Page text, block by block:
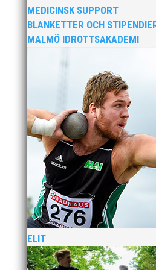
MEDICINSK SUPPORT
BLANKETTER OCH
MALMÖ IDROTTSAKADEMI
ELIT
för barn födda 2012-2018.
friidrott, lek och gemenskap.
diplom, fika, lunch och
20 juni) v.26 (24-28 juni) v.27
Över hundra personer infann
ägde rum på onsdagskvällen på
Restaurang på Stadionområdet.